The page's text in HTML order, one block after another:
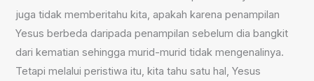
juga tidak memberitahu kita, apakah karena penampilan
Yesus berbeda daripada penampilan sebelum dia bangkit
dari kematian sehingga murid-murid tidak mengenalinya.
Tetapi melalui peristiwa itu, kita tahu satu hal, Yesus